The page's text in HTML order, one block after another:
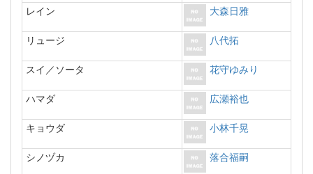
レイン 大森日雅
リュージ 八代拓
スイ／ソータ 花守ゆみり
ハマダ 広瀬裕也
キョウダ 小林千晃
シノヅカ 落合福嗣